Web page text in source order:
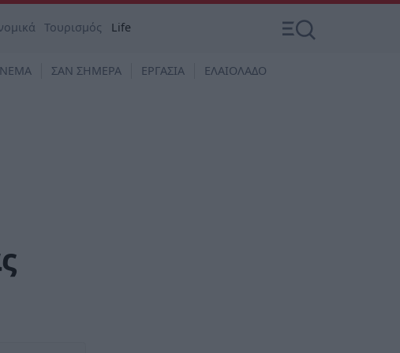
Τουρισμός Life
ΣΑΝ ΣΗΜΕΡΑ ΕΡΓΑΣΙΑ ΕΛΑΙΟΛΑΔΟ